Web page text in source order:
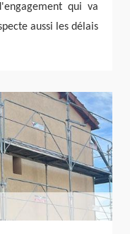
qui va
aussi les délais